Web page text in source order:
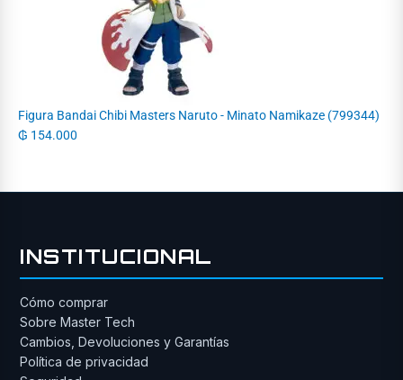
Figura Bandai Chibi Masters Naruto - Minato Namikaze (799344)
₲ 154.000
INSTITUCIONAL
Cómo comprar
Sobre Master Tech
Cambios, Devoluciones y Garantías
Política de privacidad